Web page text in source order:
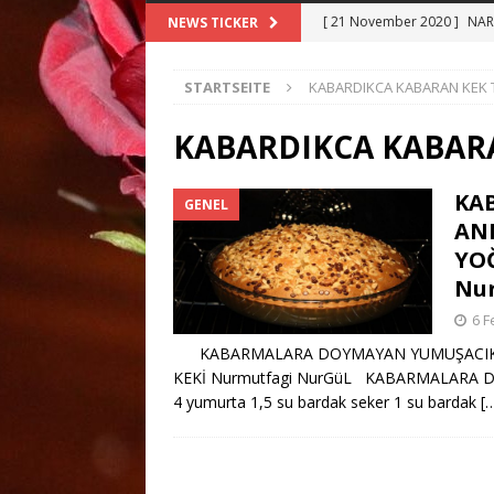
NEWS TICKER [ 21 November 2020 ]
[ 10 Oktober 2020 ]
TARİFİ
ANA YEMEKLER
[ 25 Dezember 2020 ]
YEMEKLER
STARTSEITE KABARDIKCA KABARAN KEK
KABARDIKCA
GENEL
6
KABARMALARA DOYMAYAN
KEKİ Nurmutfagi NurGüL KABARMALARA
4 yumurta 1,5 su bardak seker 1 su bardak